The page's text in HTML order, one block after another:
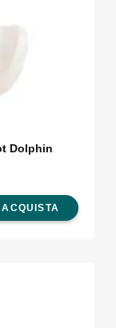
Dolphin
ACQUISTA